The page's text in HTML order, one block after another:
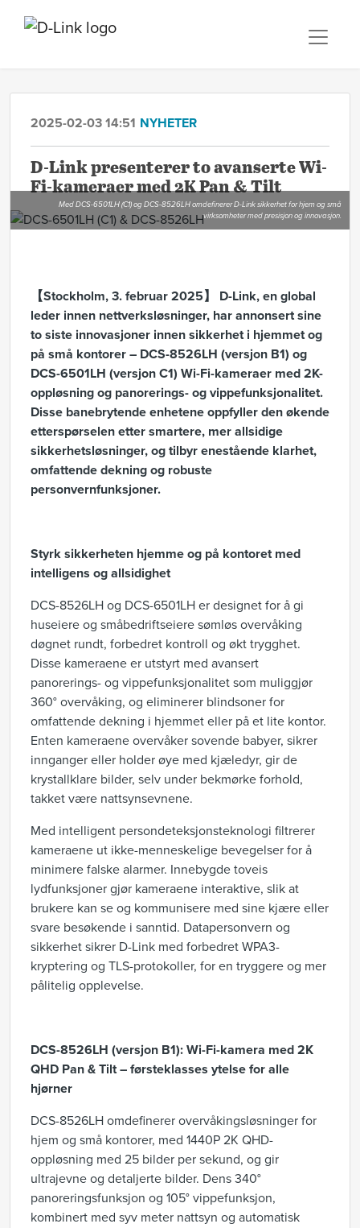
2025-02-03 14:51 NYHETER
D-Link presenterer to avanserte Wi-
Fi-kameraer med 2K Pan & Tilt
Med DCS-6501LH (C1) og DCS-8526LH omdefinerer D-Link sikkerhet for hjem og små
virksomheter med presisjon og innovasjon.
【Stockholm, 3. februar 2025】 D-Link, en global
leder innen nettverksløsninger, har annonsert sine
to siste innovasjoner innen sikkerhet i hjemmet og
på små kontorer – DCS-8526LH (versjon B1) og
DCS-6501LH (versjon C1) Wi-Fi-kameraer med 2K-
oppløsning og panorerings- og vippefunksjonalitet.
Disse banebrytende enhetene oppfyller den økende
etterspørselen etter smartere, mer allsidige
sikkerhetsløsninger, og tilbyr enestående klarhet,
omfattende dekning og robuste
personvernfunksjoner.
Styrk sikkerheten hjemme og på kontoret med
intelligens og allsidighet
DCS-8526LH og DCS-6501LH er designet for å gi
huseiere og småbedriftseiere sømløs overvåking
døgnet rundt, forbedret kontroll og økt trygghet.
Disse kameraene er utstyrt med avansert
panorerings- og vippefunksjonalitet som muliggjør
360° overvåking, og eliminerer blindsoner for
omfattende dekning i hjemmet eller på et lite kontor.
Enten kameraene overvåker sovende babyer, sikrer
innganger eller holder øye med kjæledyr, gir de
krystallklare bilder, selv under bekmørke forhold,
takket være nattsynsevnene.
Med intelligent persondeteksjonsteknologi filtrerer
kameraene ut ikke-menneskelige bevegelser for å
minimere falske alarmer. Innebygde toveis
lydfunksjoner gjør kameraene interaktive, slik at
brukere kan se og kommunisere med sine kjære eller
svare besøkende i sanntid. Datapersonvern og
sikkerhet sikrer D-Link med forbedret WPA3-
kryptering og TLS-protokoller, for en tryggere og mer
pålitelig opplevelse.
DCS-8526LH (versjon B1): Wi-Fi-kamera med 2K
QHD Pan & Tilt – førsteklasses ytelse for alle
hjørner
DCS-8526LH omdefinerer overvåkingsløsninger for
hjem og små kontorer, med 1440P 2K QHD-
oppløsning med 25 bilder per sekund, og gir
ultrajevne og detaljerte bilder. Dens 340°
panoreringsfunksjon og 105° vippefunksjon,
kombinert med syv meter nattsyn og automatisk